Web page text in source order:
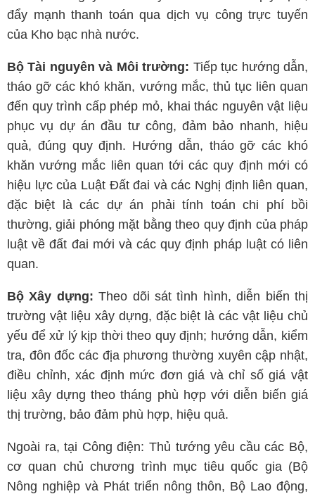
đẩy mạnh thanh toán qua dịch vụ công trực tuyến
của Kho bạc nhà nước.
Bộ Tài nguyên và Môi trường: Tiếp tục hướng dẫn,
tháo gỡ các khó khăn, vướng mắc, thủ tục liên quan
đến quy trình cấp phép mỏ, khai thác nguyên vật liệu
phục vụ dự án đầu tư công, đảm bảo nhanh, hiệu
quả, đúng quy định. Hướng dẫn, tháo gỡ các khó
khăn vướng mắc liên quan tới các quy định mới có
hiệu lực của Luật Đất đai và các Nghị định liên quan,
đặc biệt là các dự án phải tính toán chi phí bồi
thường, giải phóng mặt bằng theo quy định của pháp
luật về đất đai mới và các quy định pháp luật có liên
quan.
Bộ Xây dựng:Theo dõi sát tình hình, diễn biến thị
trường vật liệu xây dựng, đặc biệt là các vật liệu chủ
yếu để xử lý kịp thời theo quy định; hướng dẫn, kiểm
tra, đôn đốc các địa phương thường xuyên cập nhật,
điều chỉnh, xác định mức đơn giá và chỉ số giá vật
liệu xây dựng theo tháng phù hợp với diễn biến giá
thị trường, bảo đảm phù hợp, hiệu quả.
Ngoài ra, tại Công điện: Thủ tướng yêu cầu các Bộ,
cơ quan chủ chương trình mục tiêu quốc gia (Bộ
Nông nghiệp và Phát triển nông thôn, Bộ Lao động,